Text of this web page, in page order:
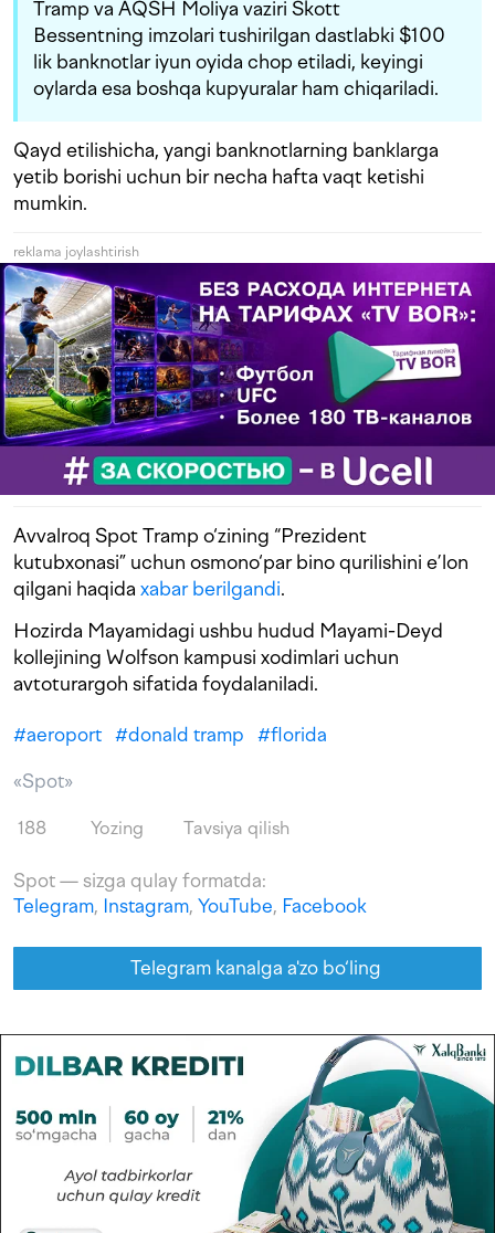
Tramp va AQSH Moliya vaziri Skott
Bessentning imzolari tushirilgan dastlabki $100
lik banknotlar iyun oyida chop etiladi, keyingi
oylarda esa boshqa kupyuralar ham chiqariladi.
Qayd etilishicha, yangi banknotlarning banklarga
yetib borishi uchun bir necha hafta vaqt ketishi
mumkin.
reklama joylashtirish
Avvalroq Spot Tramp o‘zining “Prezident
kutubxonasi” uchun osmono‘par bino qurilishini e’lon
qilgani haqida xabar berilgandi.
Hozirda Mayamidagi ushbu hudud Mayami-Deyd
kollejining Wolfson kampusi xodimlari uchun
avtoturargoh sifatida foydalaniladi.
#aeroport #donald tramp #florida
«Spot»
188 Yozing Tavsiya qilish
Spot — sizga qulay formatda:
Telegram, Instagram, YouTube, Facebook
Telegram kanalga a'zo bo‘ling